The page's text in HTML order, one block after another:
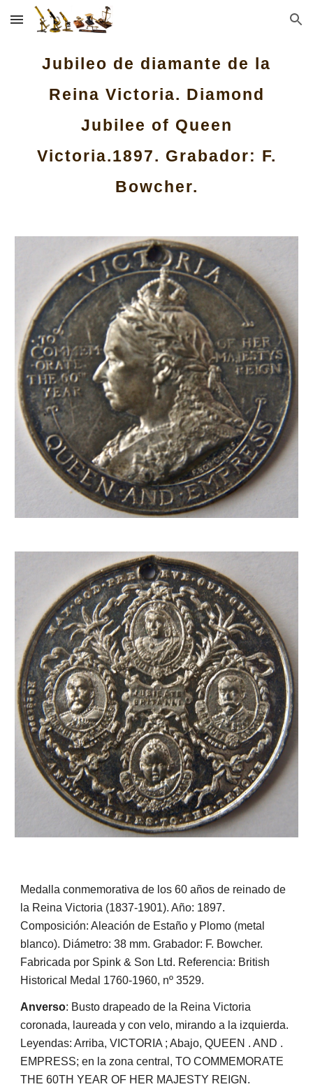
Skip to main content Skip to navigation
Jubileo de diamante de la
Reina Victoria. Diamond
Jubilee of Queen
Victoria.1897. Grabador: F.
Bowcher.
Medalla conmemorativa de los 60 años de reinado de
la Reina Victoria (1837-1901). Año: 1897.
Composición: Aleación de Estaño y Plomo (metal
blanco). Diámetro: 38 mm. Grabador: F. Bowcher.
Fabricada por Spink & Son Ltd. Referencia: British
Historical Medal 1760-1960, nº 3529.
Anverso: Busto drapeado de la Reina Victoria
coronada, laureada y con velo, mirando a la izquierda.
Leyendas: Arriba, VICTORIA ; Abajo, QUEEN . AND .
EMPRESS; en la zona central, TO COMMEMORATE
THE 60TH YEAR OF HER MAJESTY REIGN.